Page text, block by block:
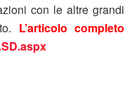
con le altre grandi
L’articolo completo